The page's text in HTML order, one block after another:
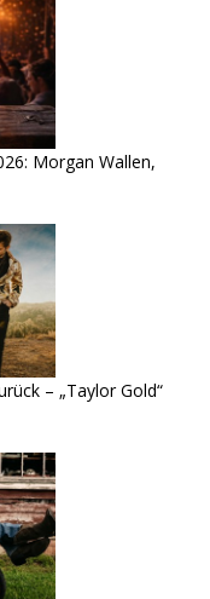
Morgan Wallen,
– „Taylor Gold“